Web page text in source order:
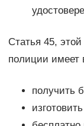
Статья 45,
полиции имеет
получить